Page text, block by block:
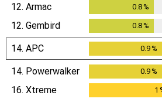
12. Armac 0.8 %
12. Gembird 0.8 %
14. APC 0.9%
14. Powerwalker 0.9%
16. Xtreme 1